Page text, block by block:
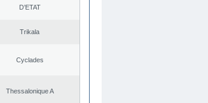
D’ETAT
Trikala
Cyclades
Thessalonique A